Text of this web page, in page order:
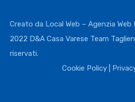
Creato da Local Web – Agenzia
2022 D&A Casa Varese Team
riservati.
Cookie Policy